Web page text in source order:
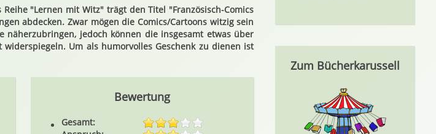
"Lernen mit Witz" trägt den Titel "Französisch-Comics
abdecken. Zwar mögen die Comics/Cartoons witzig sein
näherzubringen, jedoch können die insgesamt etwas über
Um als humorvolles Geschenk zu dienen ist
Bewertung
Gesamt:
Zum Bücherkarussell